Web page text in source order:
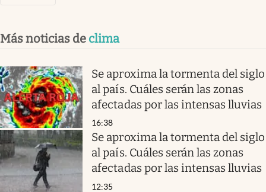
Más noticias de clima
Se aproxima la tormenta del siglo
al país. Cuáles serán las zonas
afectadas por las intensas lluvias
16:38
Se aproxima la tormenta del siglo
al país. Cuáles serán las zonas
afectadas por las intensas lluvias
12:35